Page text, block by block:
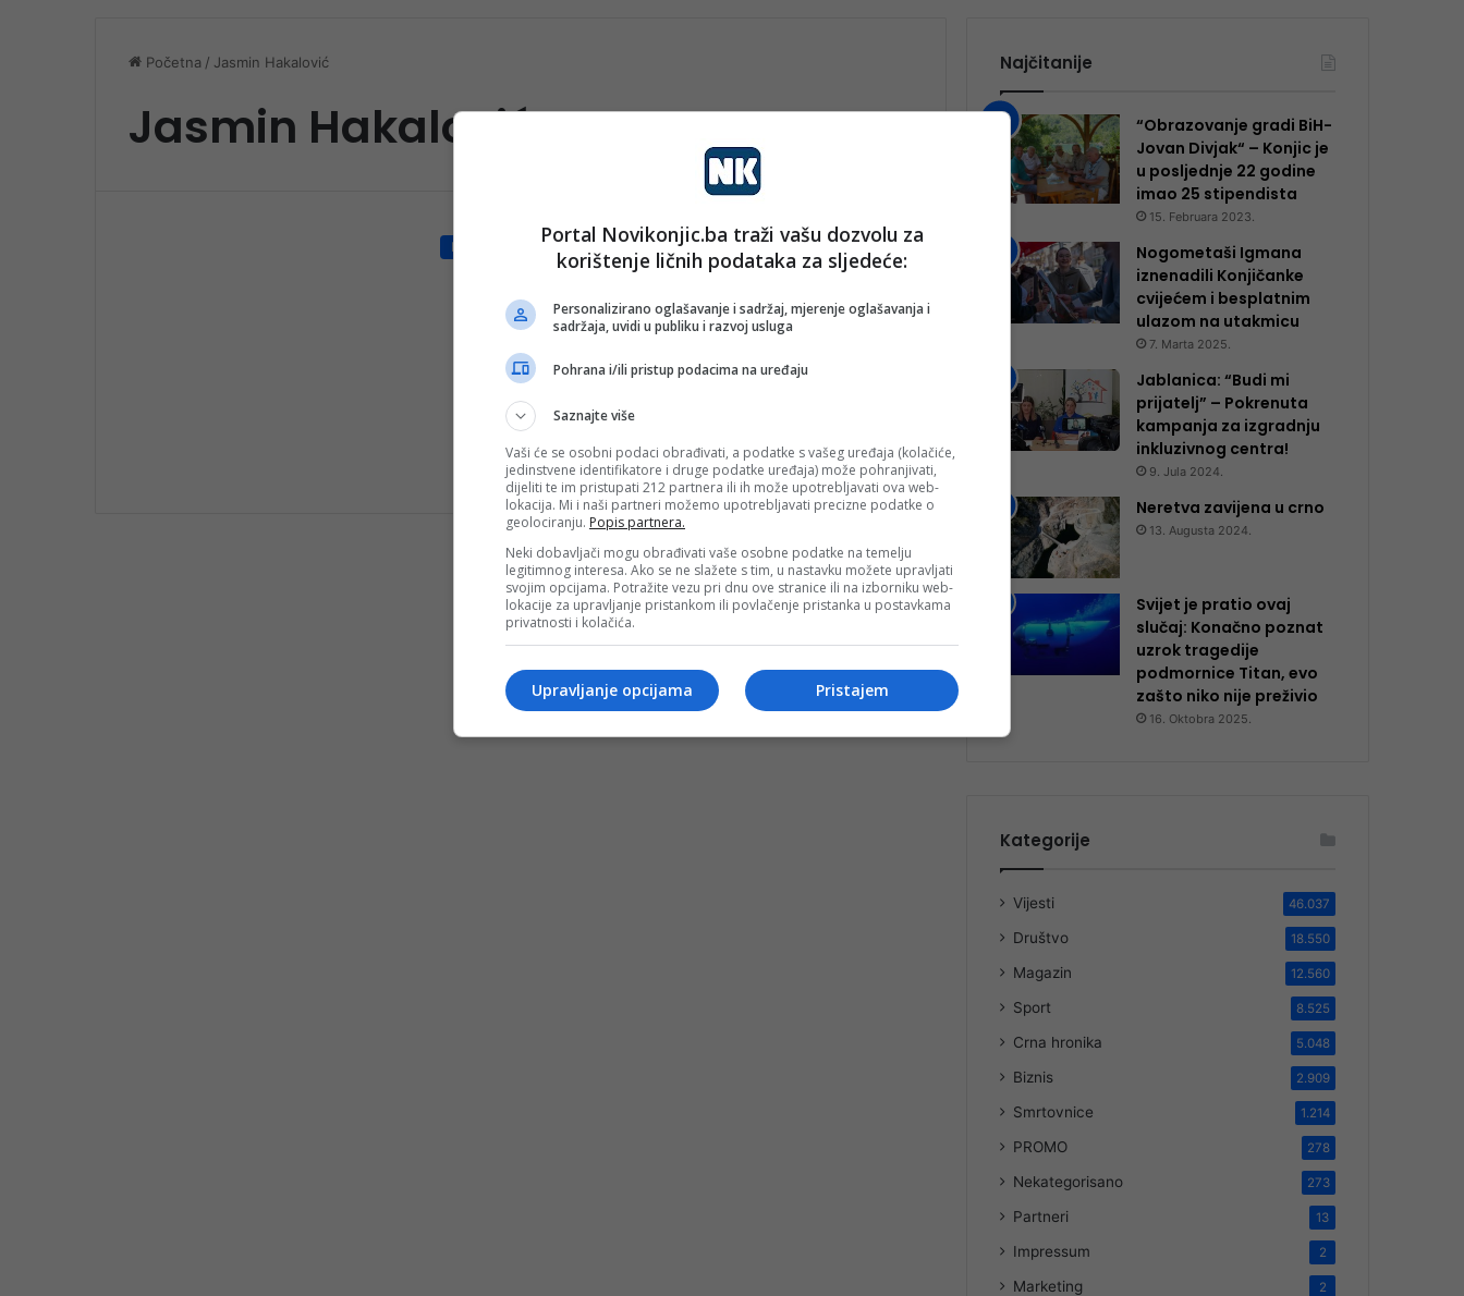
Početna / Jasmin Hakalović
Jasmin Hakalović
Društvo
Završena jedna strana fasade
džamije u Buturović Polju
U Buturović Polju uspješno je završena ugradnja
strani džamije. Radovi će biti…
Pročitaj više
Najčitanije
“Obrazovanje gradi BiH-
Jovan Divjak“ – Konjic je
u posljednje 22 godine
imao 25 ​​stipendista
15. Februara 2023.
Nogometaši Igmana
iznenadili Konjičanke
cvijećem i besplatnim
ulazom na utakmicu
7. Marta 2025.
Jablanica: “Budi mi
prijatelj” – Pokrenuta
kampanja za izgradnju
inkluzivnog centra!
9. Jula 2024.
Neretva zavijena u crno
13. Augusta 2024.
Svijet je pratio ovaj
slučaj: Konačno poznat
uzrok tragedije
podmornice Titan, evo
zašto niko nije preživio
16. Oktobra 2025.
Kategorije
Vijesti 46.037
Društvo 18.550
Magazin 12.560
Sport 8.525
Crna hronika 5.048
Biznis 2.909
Smrtovnice 1.214
PROMO 278
Nekategorisano 273
Partneri 13
Impressum 2
Marketing 2
Portal Novikonjic.ba traži vašu dozvolu za
korištenje ličnih podataka za sljedeće:
Personalizirano oglašavanje i sadržaj, mjerenje oglašavanja i
sadržaja, uvidi u publiku i razvoj usluga
Pohrana i/ili pristup podacima na uređaju
Saznajte više
Vaši će se osobni podaci obrađivati, a podatke s vašeg uređaja (kolačiće,
jedinstvene identifikatore i druge podatke uređaja) može pohranjivati,
dijeliti te im pristupati 212 partnera ili ih može upotrebljavati ova web-
lokacija. Mi i naši partneri možemo upotrebljavati precizne podatke o
geolociranju. Popis partnera.
Neki dobavljači mogu obrađivati vaše osobne podatke na temelju
legitimnog interesa. Ako se ne slažete s tim, u nastavku možete upravljati
svojim opcijama. Potražite vezu pri dnu ove stranice ili na izborniku web-
lokacije za upravljanje pristankom ili povlačenje pristanka u postavkama
privatnosti i kolačića.
Pristajem
Upravljanje opcijama